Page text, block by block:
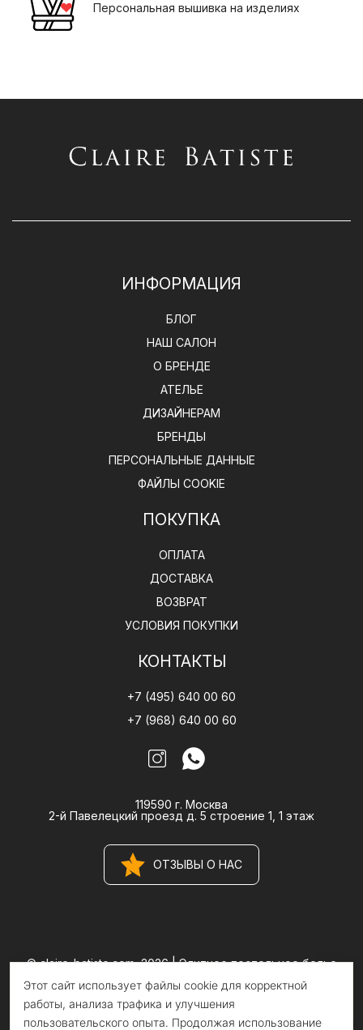
Персональная вышивка на изделиях
ИНФОРМАЦИЯ
БЛОГ
НАШ САЛОН
О БРЕНДЕ
АТЕЛЬЕ
ДИЗАЙНЕРАМ
БРЕНДЫ
ПЕРСОНАЛЬНЫЕ ДАННЫЕ
ФАЙЛЫ COOKIE
ПОКУПКА
ОПЛАТА
ДОСТАВКА
ВОЗВРАТ
УСЛОВИЯ ПОКУПКИ
КОНТАКТЫ
+7 (495) 640 00 60
+7 (968) 640 00 60
119590 г. Москва
2-й Павелецкий проезд д. 5 строение 1, 1 этаж
ОТЗЫВЫ О НАС
© claire-batiste.com, 2026 |Элитное постельное белье
Информация на сайте носит информационный характер и не
является публичной офертой
Этот сайт использует файлы cookie для корректной
работы, анализа трафика и улучшения
пользовательского опыта. Продолжая использование